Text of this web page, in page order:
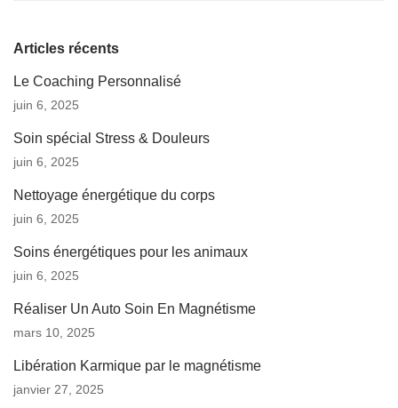
Articles récents
Le Coaching Personnalisé
juin 6, 2025
Soin spécial Stress & Douleurs
juin 6, 2025
Nettoyage énergétique du corps
juin 6, 2025
Soins énergétiques pour les animaux
juin 6, 2025
Réaliser Un Auto Soin En Magnétisme
mars 10, 2025
Libération Karmique par le magnétisme
janvier 27, 2025